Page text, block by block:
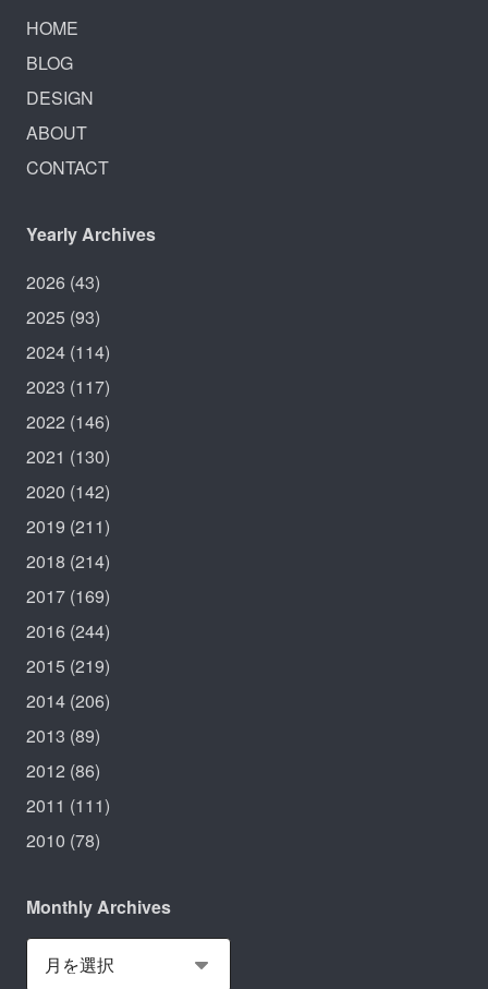
HOME
BLOG
DESIGN
ABOUT
CONTACT
Yearly Archives
2026 (43)
2025 (93)
2024 (114)
2023 (117)
2022 (146)
2021 (130)
2020 (142)
2019 (211)
2018 (214)
2017 (169)
2016 (244)
2015 (219)
2014 (206)
2013 (89)
2012 (86)
2011 (111)
2010 (78)
Monthly Archives